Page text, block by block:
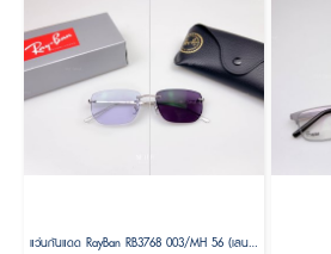
แว่นกันแดด RayBan RB3768 003/MH 56 (เลนส์เปลี่ยนสี Photochromic / transitions)